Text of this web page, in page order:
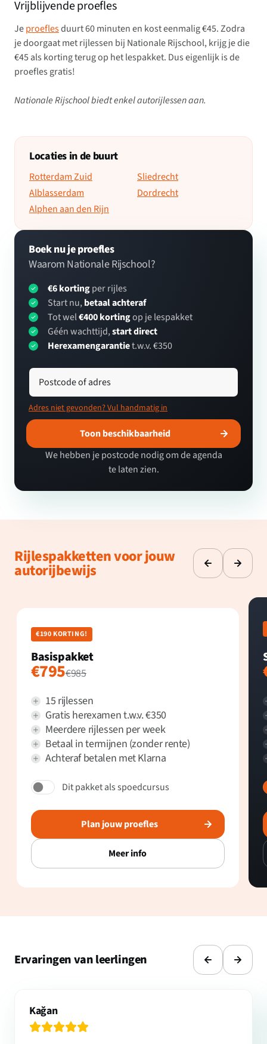
Vrijblijvende proefles
Jeproeflesduurt 60 minuten en kost eenmalig €45. Zodra
je doorgaat met rijlessen bij Nationale Rijschool, krijg je die
€45 als korting terug op het lespakket. Dus eigenlijk is de
proefles gratis!
Nationale Rijschool biedt enkel autorijlessen aan.
Locaties in de buurt
Rotterdam Zuid
Alblasserdam
Alphen aan den Rijn
Sliedrecht
Dordrecht
Boek nu je proefles
Waarom Nationale Rijschool?
€6 kortingper rijles
Start nu, betaal achteraf
Tot wel€400 kortingop je lespakket
Géén wachttijd,start direct
Herexamengarantiet.w.v. €350
Postcode of adres
Adres niet gevonden? Vul handmatig in
Toon beschikbaarheid
We hebben je postcode nodig om de agenda
te laten zien.
Rijlespakketten voor jouw
autorijbewijs
€190 KORTING!
Basispakket
€795€985
15 rijlessen
Gratis herexamen t.w.v. €350
Meerdere rijlessen per week
Betaal in termijnen (zonder rente)
Achteraf betalen met Klarna
Dit pakket als spoedcursus
Plan jouw proefles
Meer info
Ervaringen van leerlingen
Kağan